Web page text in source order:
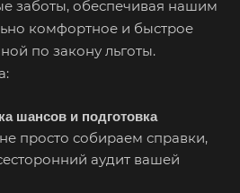
заботы, обеспечивая нашим
комфортное и быстрое
по закону льготы.
шансов и подготовка
просто собираем справки,
аудит вашей